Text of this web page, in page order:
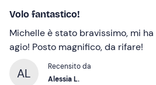
Volo fantastico!
Michelle è stato bravissimo, mi
agio! Posto magnifico, da rifare!
AL
Recensito da
Alessia L.